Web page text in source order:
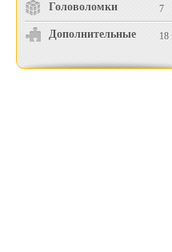
Головоломки 7
Дополнительные 18